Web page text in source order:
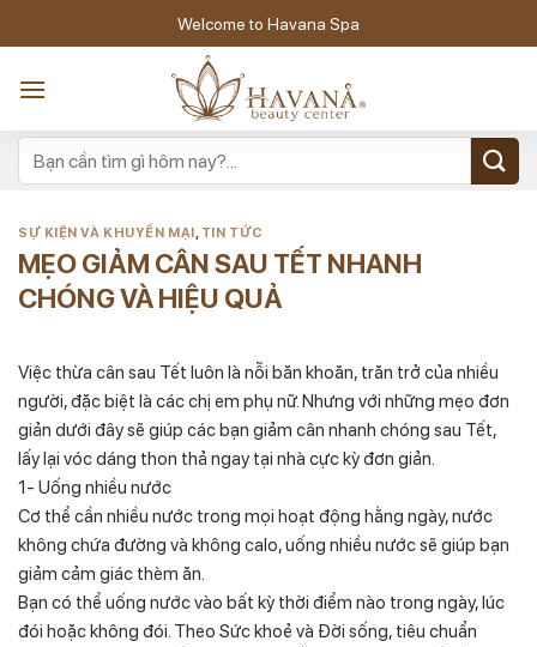
to
Welcome to Havana Spa
SỰ KIỆN VÀ KHUYẾN MẠI, TIN TỨC
MẸO GIẢM CÂN SAU TẾT NHANH
CHÓNG VÀ HIỆU QUẢ
Việc thừa cân sau Tết luôn là nỗi băn khoăn, trăn trở của nhiều
người, đặc biệt là các chị em phụ nữ. Nhưng với những mẹo đơn
giản dưới đây sẽ giúp các bạn giảm cân nhanh chóng sau Tết,
lấy lại vóc dáng thon thả ngay tại nhà cực kỳ đơn giản.
1- Uống nhiều nước
Cơ thể cần nhiều nước trong mọi hoạt động hằng ngày, nước
không chứa đường và không calo, uống nhiều nước sẽ giúp bạn
giảm cảm giác thèm ăn.
Bạn có thể uống nước vào bất kỳ thời điểm nào trong ngày, lúc
đói hoặc không đói. Theo Sức khoẻ và Đời sống, tiêu chuẩn